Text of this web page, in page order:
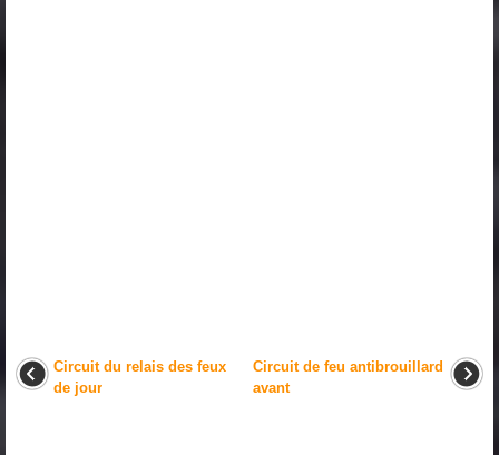
Circuit du relais des feux
de jour
Circuit de feu antibrouillard
avant